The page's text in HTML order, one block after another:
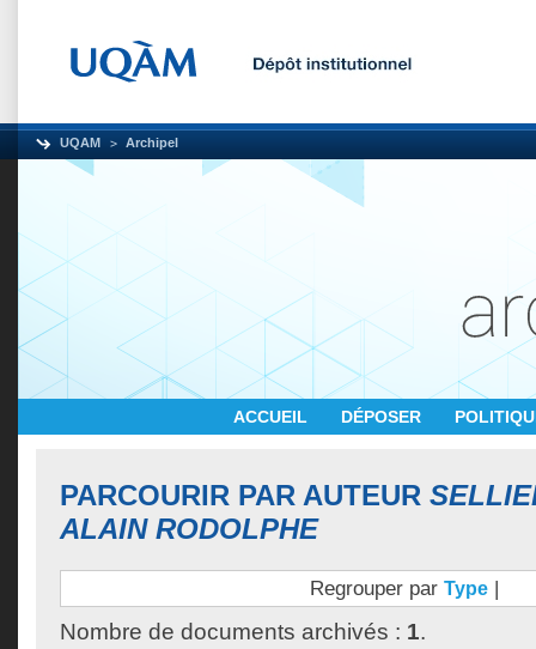
UQAM Archipel
ACCUEIL DÉPOSER
PARCOURIR PAR AUTEUR
ALAIN RODOLPHE
Regrouper par Type |
Nombre de documents archivés : 1.